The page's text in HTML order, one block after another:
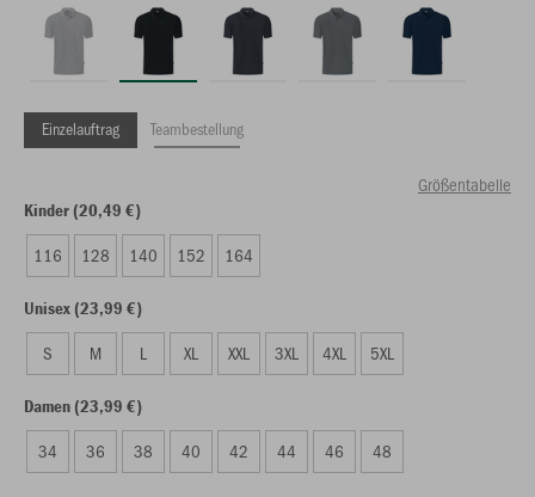
Einzelauftrag Teambestellung
Größentabelle
Kinder (20,49 €)
116 128 140 152 164
Unisex (23,99 €)
S M L XL XXL 3XL 4XL 5XL
Damen (23,99 €)
34 36 38 40 42 44 46 48